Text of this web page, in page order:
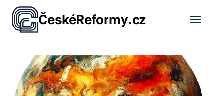
Přeskočit
obsah
ČeskéReformy.cz